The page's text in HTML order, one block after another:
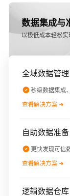
数据集成与
以极低成本轻松
全域数据管理
秒级数据集成
查看解决方案
自助数据准备
更快发现可信
查看解决方案
逻辑数据仓库